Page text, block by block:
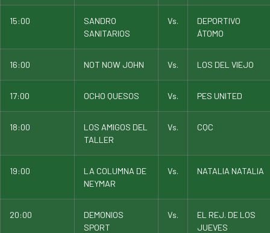
15:00
SANDRO
SANITARIOS
Vs.
DEPORTIVO
ÁTOMO
16:00 NOT NOW JOHN Vs. LOS DEL VIEJO
17:00 OCHO QUESOS Vs. PES UNITED
18:00
LOS AMIGOS DEL
TALLER
Vs. CQC
19:00
LA COLUMNA DE
NEYMAR
Vs. NATALIA NATALIA
20:00
DEMONIOS
SPORT
Vs.
EL REJ. DE LOS
JUEVES